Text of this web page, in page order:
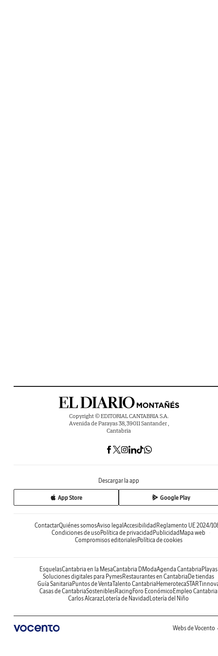
Copyright © EDITORIAL CANTABRIA S.A.
Avenida de Parayas 38, 39011 Santander ,
Cantabria
Descargar la app
App Store Google Play
ContactarQuiénes somosAviso legal Accesibilidad Reglamento UE 2024/
Condiciones de uso Política de privacidad Publicidad Mapa web
Compromisos editorialesPolítica de cookies
EsquelasCantabria en la MesaCantabria DModaAgenda Cantabria Playas
Soluciones digitales para PymesRestaurantes en Cantabria De tiendas
Guía Sanitaria Puntos de VentaTalento Cantabria Hemeroteca
Casas de CantabriaSosteniblesRacing Foro Económico Empleo Cantabria
Carlos AlcarazLotería de Navidad Lotería del Niño
Webs de Vocento